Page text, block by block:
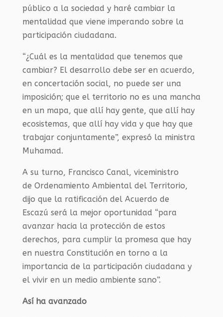
público a la sociedad y haré cambiar la
mentalidad que viene imperando sobre la
participación ciudadana.
“¿Cuál es la mentalidad que tenemos que
cambiar? El desarrollo debe ser en acuerdo,
en concertación social, no puede ser una
imposición; que el territorio no es una mancha
en un mapa, que allí hay gente, que allí hay
ecosistemas, que allí hay vida y que hay que
trabajar conjuntamente”, expresó la ministra
Muhamad.
A su turno, Francisco Canal, viceministro
de Ordenamiento Ambiental del Territorio,
dijo que la ratificación del Acuerdo de
Escazú será la mejor oportunidad “para
avanzar hacia la protección de estos
derechos, para cumplir la promesa que hay
en nuestra Constitución en torno a la
importancia de la participación ciudadana y
el vivir en un medio ambiente sano”.
Así ha avanzado